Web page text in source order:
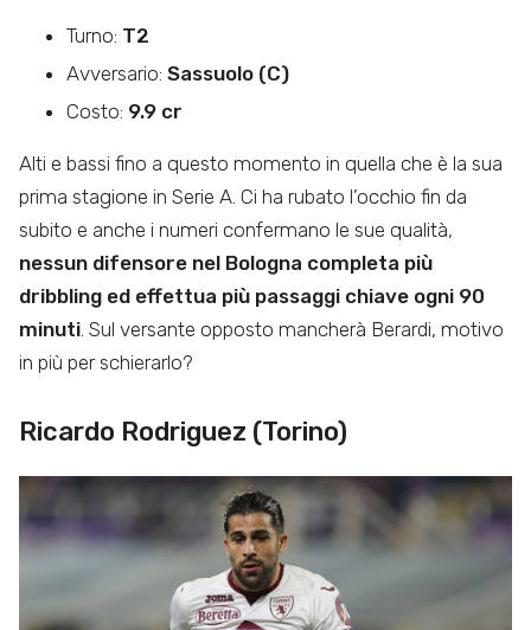
Turno: T2
Avversario: Sassuolo (C)
Costo: 9.9 cr
Alti e bassi fino a questo momento in quella che è la sua
prima stagione in Serie A. Ci ha rubato l’occhio fin da
subito e anche i numeri confermano le sue qualità,
nessun difensore nel Bologna completa più
dribbling ed effettua più passaggi chiave ogni 90
minuti . Sul versante opposto mancherà Berardi, motivo
in più per schierarlo?
Ricardo Rodriguez (Torino)